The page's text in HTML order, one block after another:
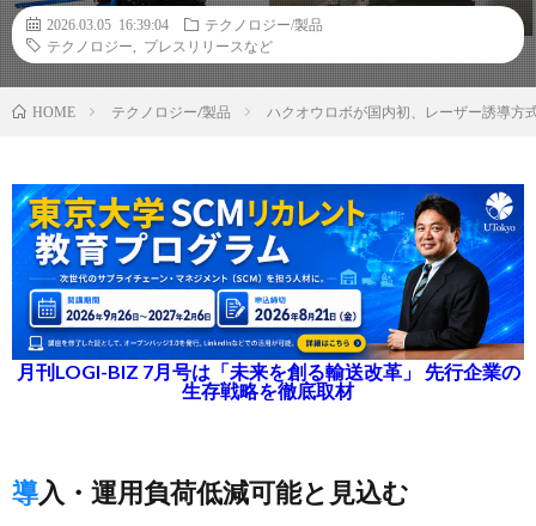
2026.03.05 16:39:04
テクノロジー/製品
テクノロジー
プレスリリースなど
HOME テクノロジー/製品 ハクオウロボが国内初、レーザー誘導方
月刊LOGI-BIZ 7月号は「未来を創る輸送改革」 先行企業の
生存戦略を徹底取材
導入・運用負荷低減可能と見込む